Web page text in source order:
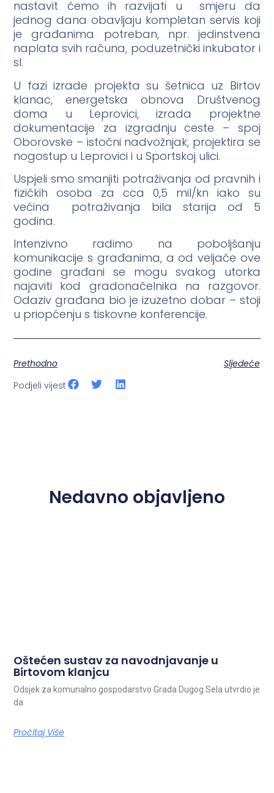
nastavit ćemo ih razvijati u smjeru da
jednog dana obavljaju kompletan servis koji
je građanima potreban, npr. jedinstvena
naplata svih računa, poduzetnički inkubator i
sl.
U fazi izrade projekta su šetnica uz Birtov
klanac, energetska obnova Društvenog
doma u Leprovici, izrada projektne
dokumentacije za izgradnju ceste – spoj
Oborovske – istočni nadvožnjak, projektira se
nogostup u Leprovici i u Sportskoj ulici.
Uspjeli smo smanjiti potraživanja od pravnih i
fizičkih osoba za cca 0,5 mil/kn iako su
većina potraživanja bila starija od 5
godina.
Intenzivno radimo na poboljšanju
komunikacije s građanima, a od veljače ove
godine građani se mogu svakog utorka
najaviti kod gradonačelnika na razgovor.
Odaziv građana bio je izuzetno dobar – stoji
u priopćenju s tiskovne konferencije.
Prethodno
Sljedeće
Podjeli vijest
Nedavno objavljeno
Oštećen sustav za navodnjavanje u
Birtovom klanjcu
Odsjek za komunalno gospodarstvo Grada Dugog Sela utvrdio je
da
Pročitaj Više